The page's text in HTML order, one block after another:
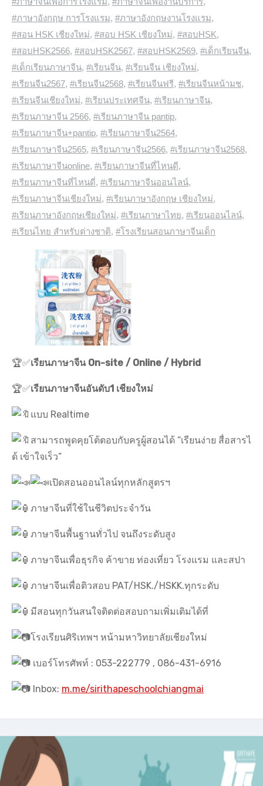
#ภาษาอังกฤษ การโรงแรม, #ภาษาอังกฤษงานโรงแรม,
#สอน HSK เชียงใหม่, #สอบ HSK เชียงใหม่, #สอบHSK,
#สอบHSK2566, #สอบHSK2567, #สอบHSK2569, #เด็กเรียนจีน,
#เด็กเรียนภาษาจีน, #เรียนจีน, #เรียนจีน เชียงใหม่,
#เรียนจีน2567, #เรียนจีน2568, #เรียนจีนฟรี, #เรียนจีนหน้ามช,
#เรียนจีนเชียงใหม่, #เรียนประเทศจีน, #เรียนภาษาจีน,
#เรียนภาษาจีน 2566, #เรียนภาษาจีน pantip,
#เรียนภาษาจีน+pantip, #เรียนภาษาจีน2564,
#เรียนภาษาจีน2565, #เรียนภาษาจีน2566, #เรียนภาษาจีน2568,
#เรียนภาษาจีนonline, #เรียนภาษาจีนที่ไหนดี,
#เรียนภาษาจีนที่ไหนดี่, #เรียนภาษาจีนออนไลน์,
#เรียนภาษาจีนเชียงใหม่, #เรียนภาษาอังกฤษ เชียงใหม่,
#เรียนภาษาอังกฤษเชียงใหม่, #เรียนภาษาไทย, #เรียนออนไลน์,
#เรียนไทย สำหรับต่างชาติ, #โรงเรียนสอนภาษาจีนเด็ก
🏆✅เรียนภาษาจีน On-site / Online / Hybrid
🏆✅เรียนภาษาจีนอันดับ1 เชียงใหม่
แบบ Realtime
สามารถพูดคุยโต้ตอบกับครูผู้สอนได้ “เรียนง่าย สื่อสารไ
ด้ เข้าใจเร็ว”
เปิดสอนออนไลน์ทุกหลักสูตรฯ
ภาษาจีนที่ใช้ในชีวิตประจำวัน
ภาษาจีนพื้นฐานทั่วไป จนถึงระดับสูง
ภาษาจีนเพื่อธุรกิจ ค้าขาย ท่องเที่ยว โรงแรม และสปา
ภาษาจีนเพื่อติวสอบ PAT/HSK./HSKK.ทุกระดับ
มีสอนทุกวันสนใจติดต่อสอบถามเพิ่มเติมได้ที่
โรงเรียนศิริเทพฯ หน้ามหาวิทยาลัยเชียงใหม่
เบอร์โทรศัพท์ : 053-222779 , 086-431-6916
Inbox: m.me/sirithapeschoolchiangmai